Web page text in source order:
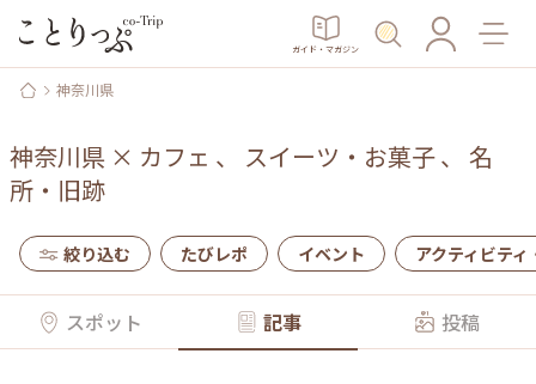
ガイド・マガジン
神奈川県
神奈川県 × カフェ 、 スイーツ・お菓子、 名
所・旧跡
絞り込む たびレポ イベント アクティビティ
スポット 記事 投稿